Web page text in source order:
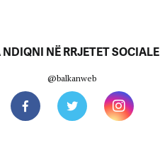
NDIQNI NË RRJETET SOCIALE
@balkanweb